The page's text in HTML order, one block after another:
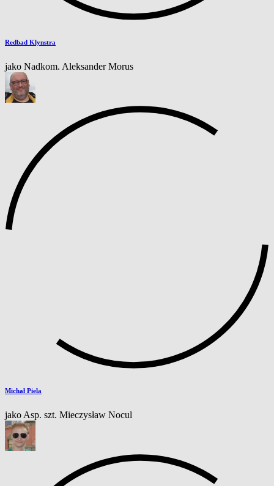
Redbad Klynstra
jako Nadkom. Aleksander Morus
Michał Piela
jako Asp. szt. Mieczysław Nocul